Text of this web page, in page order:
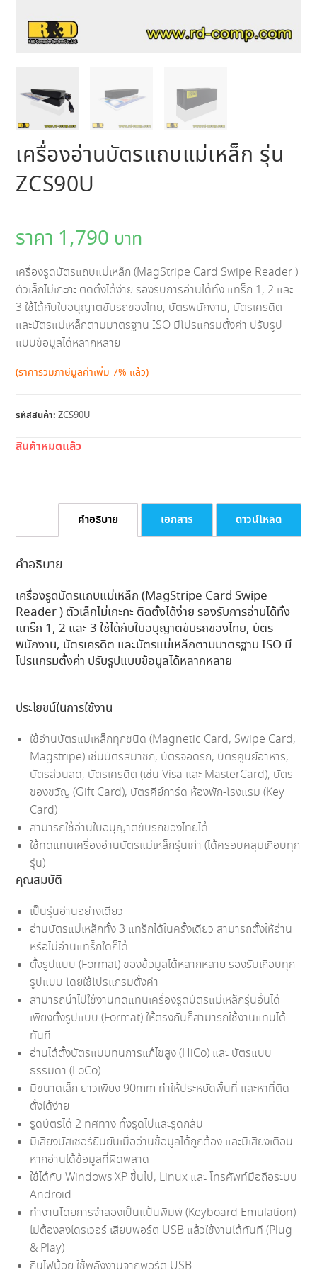
เครื่องอ่านบัตรแถบแม่เหล็ก รุ่น
ZCS90U
1,790
เครื่องรูดบัตรแถบแม่เหล็ก (MagStripe Card Swipe Reader )
ตัวเล็กไม่เกะกะ ติดตั้งได้ง่าย รองรับการอ่านได้ทั้ง แทร็ก 1, 2 และ
3 ใช้ได้กับใบอนุญาตขับรถของไทย, บัตรพนักงาน, บัตรเครดิต
และบัตรแม่เหล็กตามมาตรฐาน ISO มีโปรแกรมตั้งค่า ปรับรูป
แบบข้อมูลได้หลากหลาย
(ราคารวมภาษีมูลค่าเพิ่ม 7% แล้ว)
รหัสสินค้า:ZCS90U
สินค้าหมดแล้ว
คำอธิบาย เอกสาร ดาวน์โหลด
คำอธิบาย
เครื่องรูดบัตรแถบแม่เหล็ก (MagStripe Card Swipe
Reader ) ตัวเล็กไม่เกะกะ ติดตั้งได้ง่าย รองรับการอ่านได้ทั้ง
แทร็ก 1, 2 และ 3 ใช้ได้กับใบอนุญาตขับรถของไทย, บัตร
พนักงาน, บัตรเครดิต และบัตรแม่เหล็กตามมาตรฐาน ISO มี
โปรแกรมตั้งค่า ปรับรูปแบบข้อมูลได้หลากหลาย
ประโยชน์ในการใช้งาน
ใช้อ่านบัตรแม่เหล็กทุกชนิด (Magnetic Card, Swipe Card,
Magstripe) เช่นบัตรสมาชิก, บัตรจอดรถ, บัตรศูนย์อาหาร,
บัตรส่วนลด, บัตรเครดิต (เช่น Visa และ MasterCard), บัตร
ของขวัญ (Gift Card), บัตรคีย์การ์ด ห้องพัก-โรงแรม (Key
Card)
สามารถใช้อ่านใบอนุญาตขับรถของไทยได้
ใช้ทดแทนเครื่องอ่านบัตรแม่เหล็กรุ่นเก่า (ได้ครอบคลุมเกือบทุก
รุ่น)
คุณสมบัติ
เป็นรุ่นอ่านอย่างเดียว
อ่านบัตรแม่เหล็กทั้ง 3 แทร็กได้ในครั้งเดียว สามารถตั้งให้อ่าน
หรือไม่อ่านแทร็กใดก็ได้
ตั้งรูปแบบ (Format) ของข้อมูลได้หลากหลาย รองรับเกือบทุก
รูปแบบ โดยใช้โปรแกรมตั้งค่า
สามารถนำไปใช้งานทดแทนเครื่องรูดบัตรแม่เหล็กรุ่นอื่นได้
เพียงตั้งรูปแบบ (Format) ให้ตรงกันก็สามารถใช้งานแทนได้
ทันที
อ่านได้ตั้งบัตรแบบทนการแก้ไขสูง (HiCo) และ บัตรแบบ
ธรรมดา (LoCo)
มีขนาดเล็ก ยาวเพียง 90mm ทำให้ประหยัดพื้นที่ และหาที่ติด
ตั้งได้ง่าย
รูดบัตรได้ 2 ทิศทาง ทั้งรูดไปและรูดกลับ
มีเสียงบัสเซอร์ยืนยันเมื่ออ่านข้อมูลได้ถูกต้อง และมีเสียงเตือน
หากอ่านได้ข้อมูลที่ผิดพลาด
ใช้ได้กับ Windows XP ขึ้นไป, Linux และ โทรศัพท์มือถือระบบ
Android
ทำงานโดยการจำลองเป็นแป้นพิมพ์ (Keyboard Emulation)
ไม่ต้องลงไดรเวอร์ เสียบพอร์ต USB แล้วใช้งานได้ทันที (Plug
& Play)
กินไฟน้อย ใช้พลังงานจากพอร์ต USB